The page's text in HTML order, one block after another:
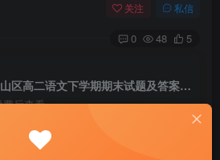
关注 私信
0 48 5
2019-2020年北京市房山区高二语文下学期期末试题及答案(Word版)
费后查看
9.6